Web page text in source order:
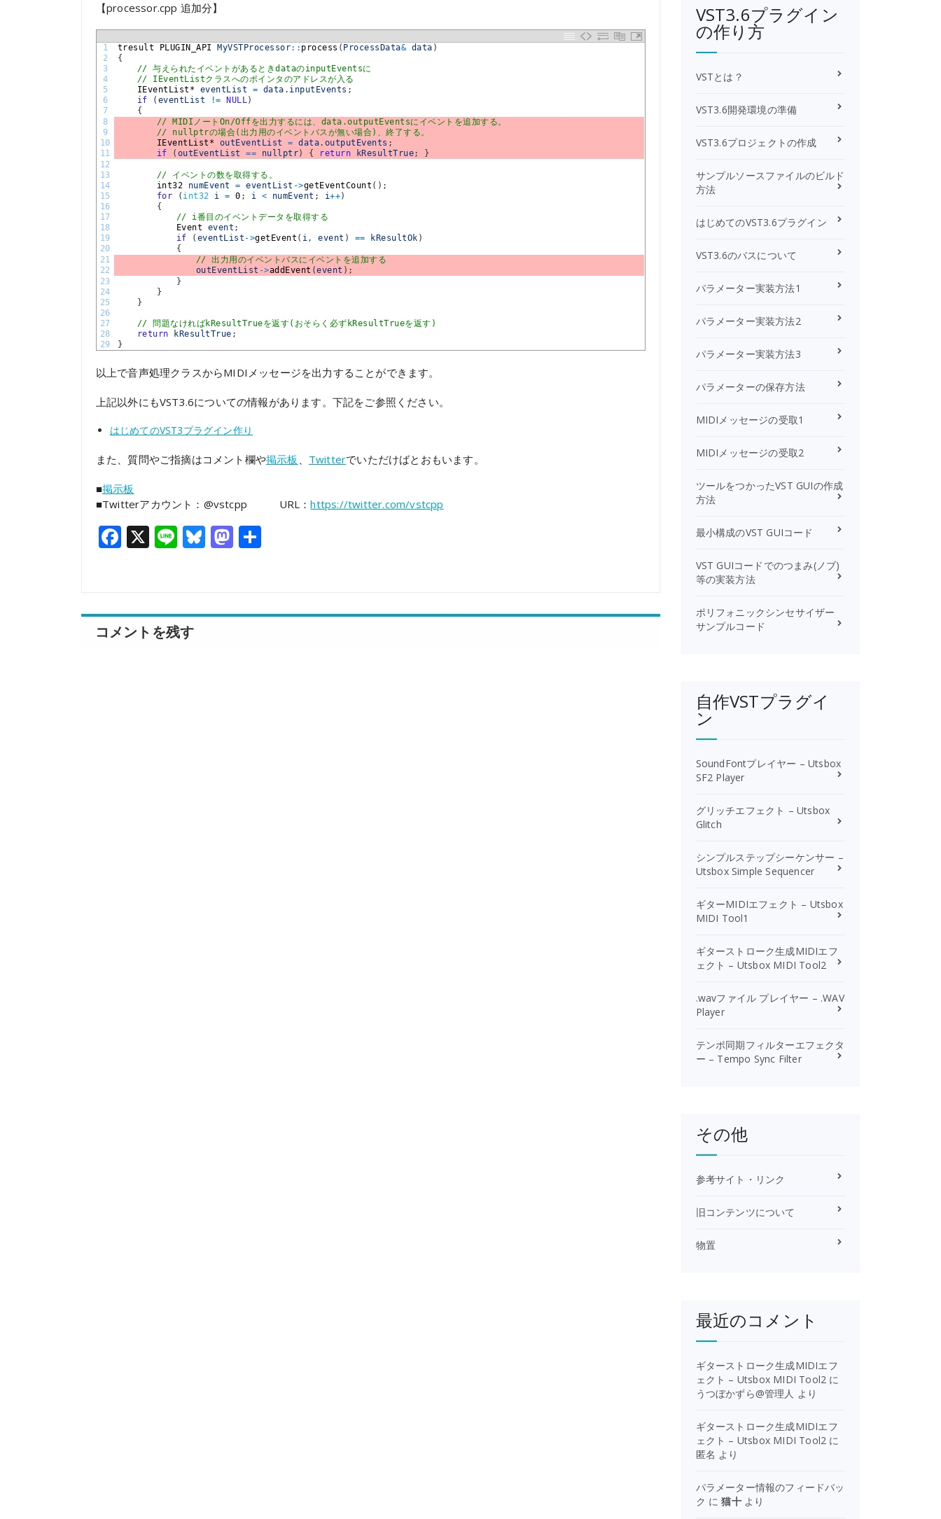
【processor.cpp 追加分】
1
2
3
4
5
6
7
8
9
10
11
12
13
14
15
16
17
18
19
20
21
22
23
24
25
26
27
28
29
tresult PLUGIN_API MyVSTProcessor:: process ( ProcessData& data )
{
// 与えられたイベントがあるときdataのinputEventsに
// IEventListクラスへのポインタのアドレスが入る
IEventList*
eventList = data . inputEvents ;
if
( eventList != NULL)
{
// MIDIノートOn/Offを出力するには、data.outputEventsにイベントを追加する。
// nullptrの場合(出力用のイベントバスが無い場合)、終了する。
IEventList*
outEventList = data. outputEvents ;
if
( outEventList == nullptr) { return kResultTrue; }
// イベントの数を取得する。
int32 numEvent = eventList ->getEventCount ( ) ;
for
( int32 i = 0 ; i < numEvent ; i++)
{
// i番目のイベントデータを取得する
Event event ;
if
( eventList ->getEvent ( i, event ) == kResultOk )
{
// 出力用のイベントバスにイベントを追加する
outEventList ->addEvent (event ) ;
}
}
}
// 問題なければkResultTrueを返す(おそらく必ずkResultTrueを返す)
return
kResultTrue ;
}
以上で音声処理クラスからMIDIメッセージを出力することができます。
上記以外にもVST3.6についての情報があります。下記をご参照ください。
はじめてのVST3プラグイン作り
また、質問やご指摘はコメント欄や掲示板 、 Twitterでいただけばとおもいます。
■掲示板
■Twitterアカウント：@vstcpp URL：https://twitter.com/vstcpp
Facebook
X LineBluesky
Mastodon
共
コメントを残す
VST3.6プラグイン
の作り方
VSTとは？
VST3.6開発環境の準備
VST3.6プロジェクトの作成
サンプルソースファイルのビルド
方法
はじめてのVST3.6プラグイン
VST3.6のバスについて
パラメーター実装方法1
パラメーター実装方法2
パラメーター実装方法3
パラメーターの保存方法
MIDIメッセージの受取1
MIDIメッセージの受取2
ツールをつかったVST GUIの作成
方法
最小構成のVST GUIコード
VST GUIコードでのつまみ(ノブ)
等の実装方法
ポリフォニックシンセサイザー
サンプルコード
自作VSTプラグイ
ン
SoundFontプレイヤー – Utsbox
SF2 Player
グリッチエフェクト – Utsbox
Glitch
シンプルステップシーケンサー –
Utsbox Simple Sequencer
ギターMIDIエフェクト – Utsbox
MIDI Tool1
ギターストローク生成MIDIエフ
ェクト – Utsbox MIDI Tool2
.wavファイル プレイヤー – .WAV
Player
テンポ同期フィルターエフェクタ
ー – Tempo Sync Filter
その他
参考サイト・リンク
旧コンテンツについて
物置
最近のコメント
ギターストローク生成MIDIエフ
ェクト – Utsbox MIDI Tool2 に
うつぼかずら@管理人 より
ギターストローク生成MIDIエフ
ェクト – Utsbox MIDI Tool2 に
匿名 より
パラメーター情報のフィードバッ
ク に猫十より